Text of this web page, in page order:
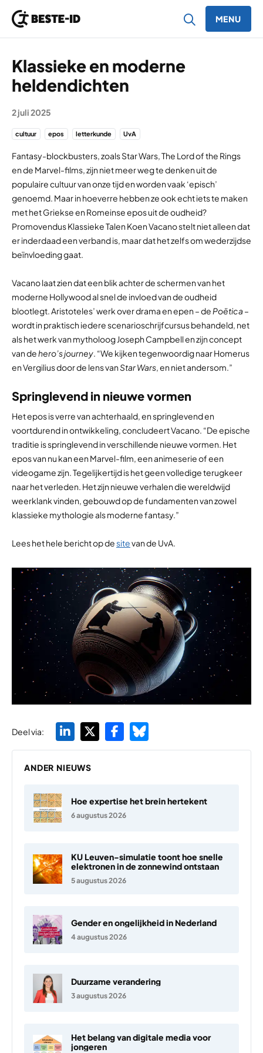
MENU
Klassieke en moderne
heldendichten
2 juli 2025
cultuur epos letterkunde UvA
Fantasy-blockbusters, zoals Star Wars, The Lord of the Rings
en de Marvel-films, zijn niet meer weg te denken uit de
populaire cultuur van onze tijd en worden vaak ‘episch’
genoemd. Maar in hoeverre hebben ze ook echt iets te maken
met het Griekse en Romeinse epos uit de oudheid?
Promovendus Klassieke Talen Koen Vacano stelt niet alleen dat
er inderdaad een verband is, maar dat het zelfs om wederzijdse
beïnvloeding gaat.
Vacano laat zien dat een blik achter de schermen van het
moderne Hollywood al snel de invloed van de oudheid
blootlegt. Aristoteles’ werk over drama en epen – de Poëtica –
wordt in praktisch iedere scenarioschrijfcursus behandeld, net
als het werk van mytholoog Joseph Campbell en zijn concept
van dehero’s journey. “We kijken tegenwoordig naar Homerus
en Vergilius door de lens vanStar Wars, en niet andersom.”
Springlevend in nieuwe vormen
Het epos is verre van achterhaald, en springlevend en
voortdurend in ontwikkeling, concludeert Vacano. “De epische
traditie is springlevend in verschillende nieuwe vormen. Het
epos van nu kan een Marvel-film, een animeserie of een
videogame zijn. Tegelijkertijd is het geen volledige terugkeer
naar het verleden. Het zijn nieuwe verhalen die wereldwijd
weerklank vinden, gebouwd op de fundamenten van zowel
klassieke mythologie als moderne fantasy.”
Lees het hele bericht op desitevan de UvA.
Deel via:
ANDER NIEUWS
Hoe expertise het brein hertekent
6 augustus 2026
KU Leuven-simulatie toont hoe snelle
elektronen in de zonnewind ontstaan
5 augustus 2026
Gender en ongelijkheid in Nederland
4 augustus 2026
Duurzame verandering
3 augustus 2026
Het belang van digitale media voor
jongeren